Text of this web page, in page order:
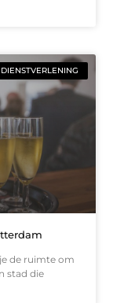
DIENSTVERLENING
de ruimte om
stad die